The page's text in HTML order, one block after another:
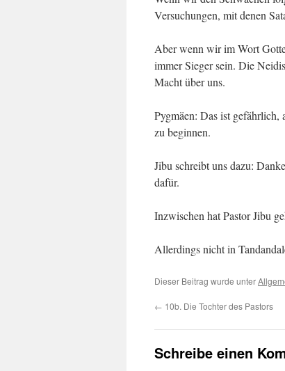
Ver­suchungen, mit denen
Aber wenn wir im Wort
immer Sieger sein. Die
Macht über uns.
Pygmäen: Das ist gefährlich,
zu beginnen.
Jibu schreibt uns dazu:
dafür.
Inzwischen hat Pastor Jibu
Allerdings nicht in
Dieser Beitrag wurde unter
← 10b. Die Tochter des Pastors
Schreibe einen